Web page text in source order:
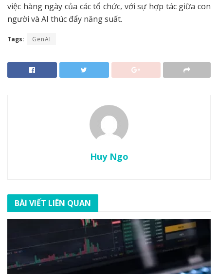
việc hàng ngày của các tổ chức, với sự hợp tác giữa con
người và AI thúc đẩy năng suất.
Tags: GenAI
Huy Ngo
BÀI VIẾT LIÊN QUAN